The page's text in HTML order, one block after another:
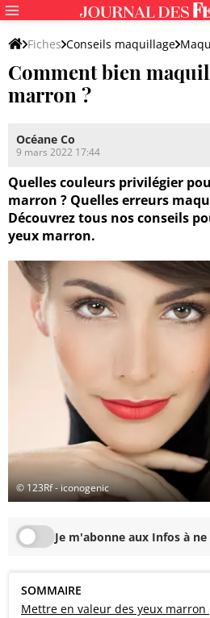
Fiches Conseils maquillage
Couleur et forme des yeux
Comment bien
marron ?
Océane Co
9 mars 2022 17:44
Quelles couleurs privilégier
marron ? Quelles erreurs
Découvrez tous nos conseils
yeux marron.
© 123Rf - iconogenic
Je m'abonne aux Infos à
SOMMAIRE
Mettre en valeur des yeux marron